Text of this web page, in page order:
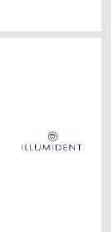
UN IEKĀRTAS